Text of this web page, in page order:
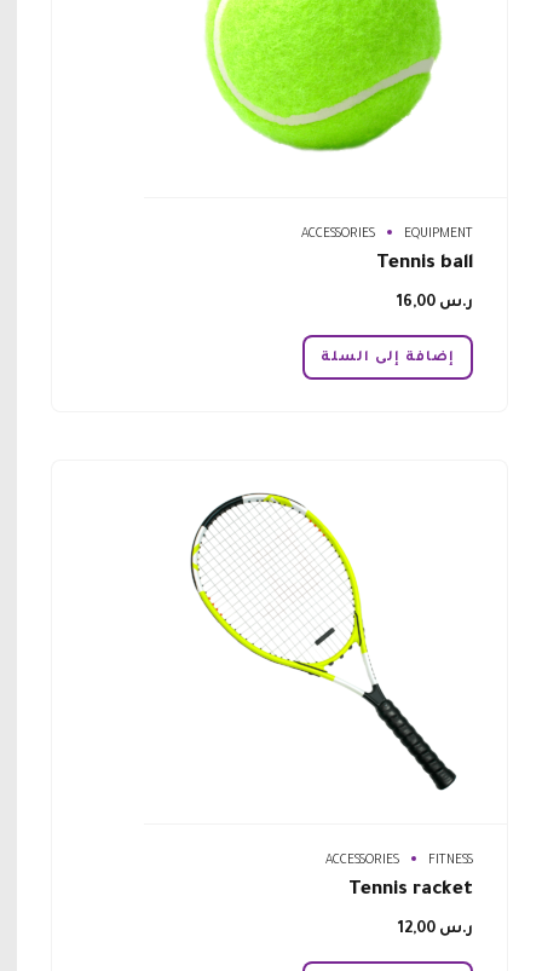
ACCESSORIES EQUIPMENT
Tennis ball
ر.س
إضافة إلى السلة
ACCESSORIES FITNESS
Tennis racket
ر.س